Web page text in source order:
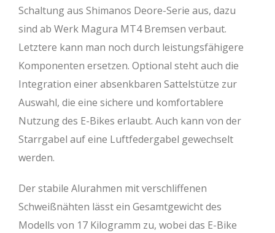
Schaltung aus Shimanos Deore-Serie aus, dazu
sind ab Werk Magura MT4 Bremsen verbaut.
Letztere kann man noch durch leistungsfähigere
Komponenten ersetzen. Optional steht auch die
Integration einer absenkbaren Sattelstütze zur
Auswahl, die eine sichere und komfortablere
Nutzung des E-Bikes erlaubt. Auch kann von der
Starrgabel auf eine Luftfedergabel gewechselt
werden.
Der stabile Alurahmen mit verschliffenen
Schweißnähten lässt ein Gesamtgewicht des
Modells von 17 Kilogramm zu, wobei das E-Bike